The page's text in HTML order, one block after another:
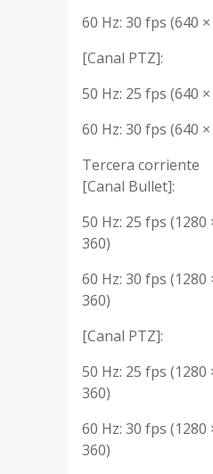
60 Hz: 30 fps (640
[Canal PTZ]:
50 Hz: 25 fps (640
60 Hz: 30 fps (640
Tercera corriente
[Canal Bullet]:
50 Hz: 25 fps (1280
360)
60 Hz: 30 fps (1280
360)
[Canal PTZ]:
50 Hz: 25 fps (1280
360)
60 Hz: 30 fps (1280
360)